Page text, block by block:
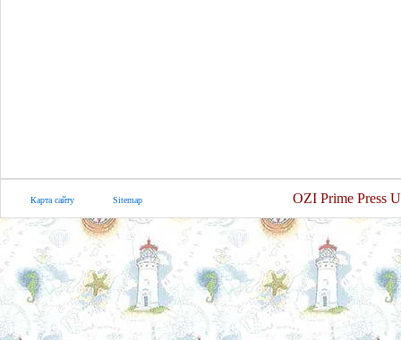
Карта сайту Sitemap OZI Prime Press